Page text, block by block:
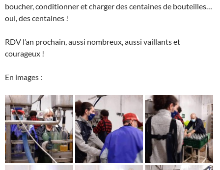
boucher, conditionner et charger des centaines de bouteilles…
oui, des centaines !
RDV l’an prochain, aussi nombreux, aussi vaillants et
courageux !
En images :